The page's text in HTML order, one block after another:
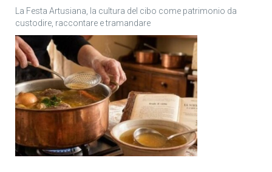
La Festa Artusiana, la cultura del cibo come patrimonio da
custodire, raccontare e tramandare